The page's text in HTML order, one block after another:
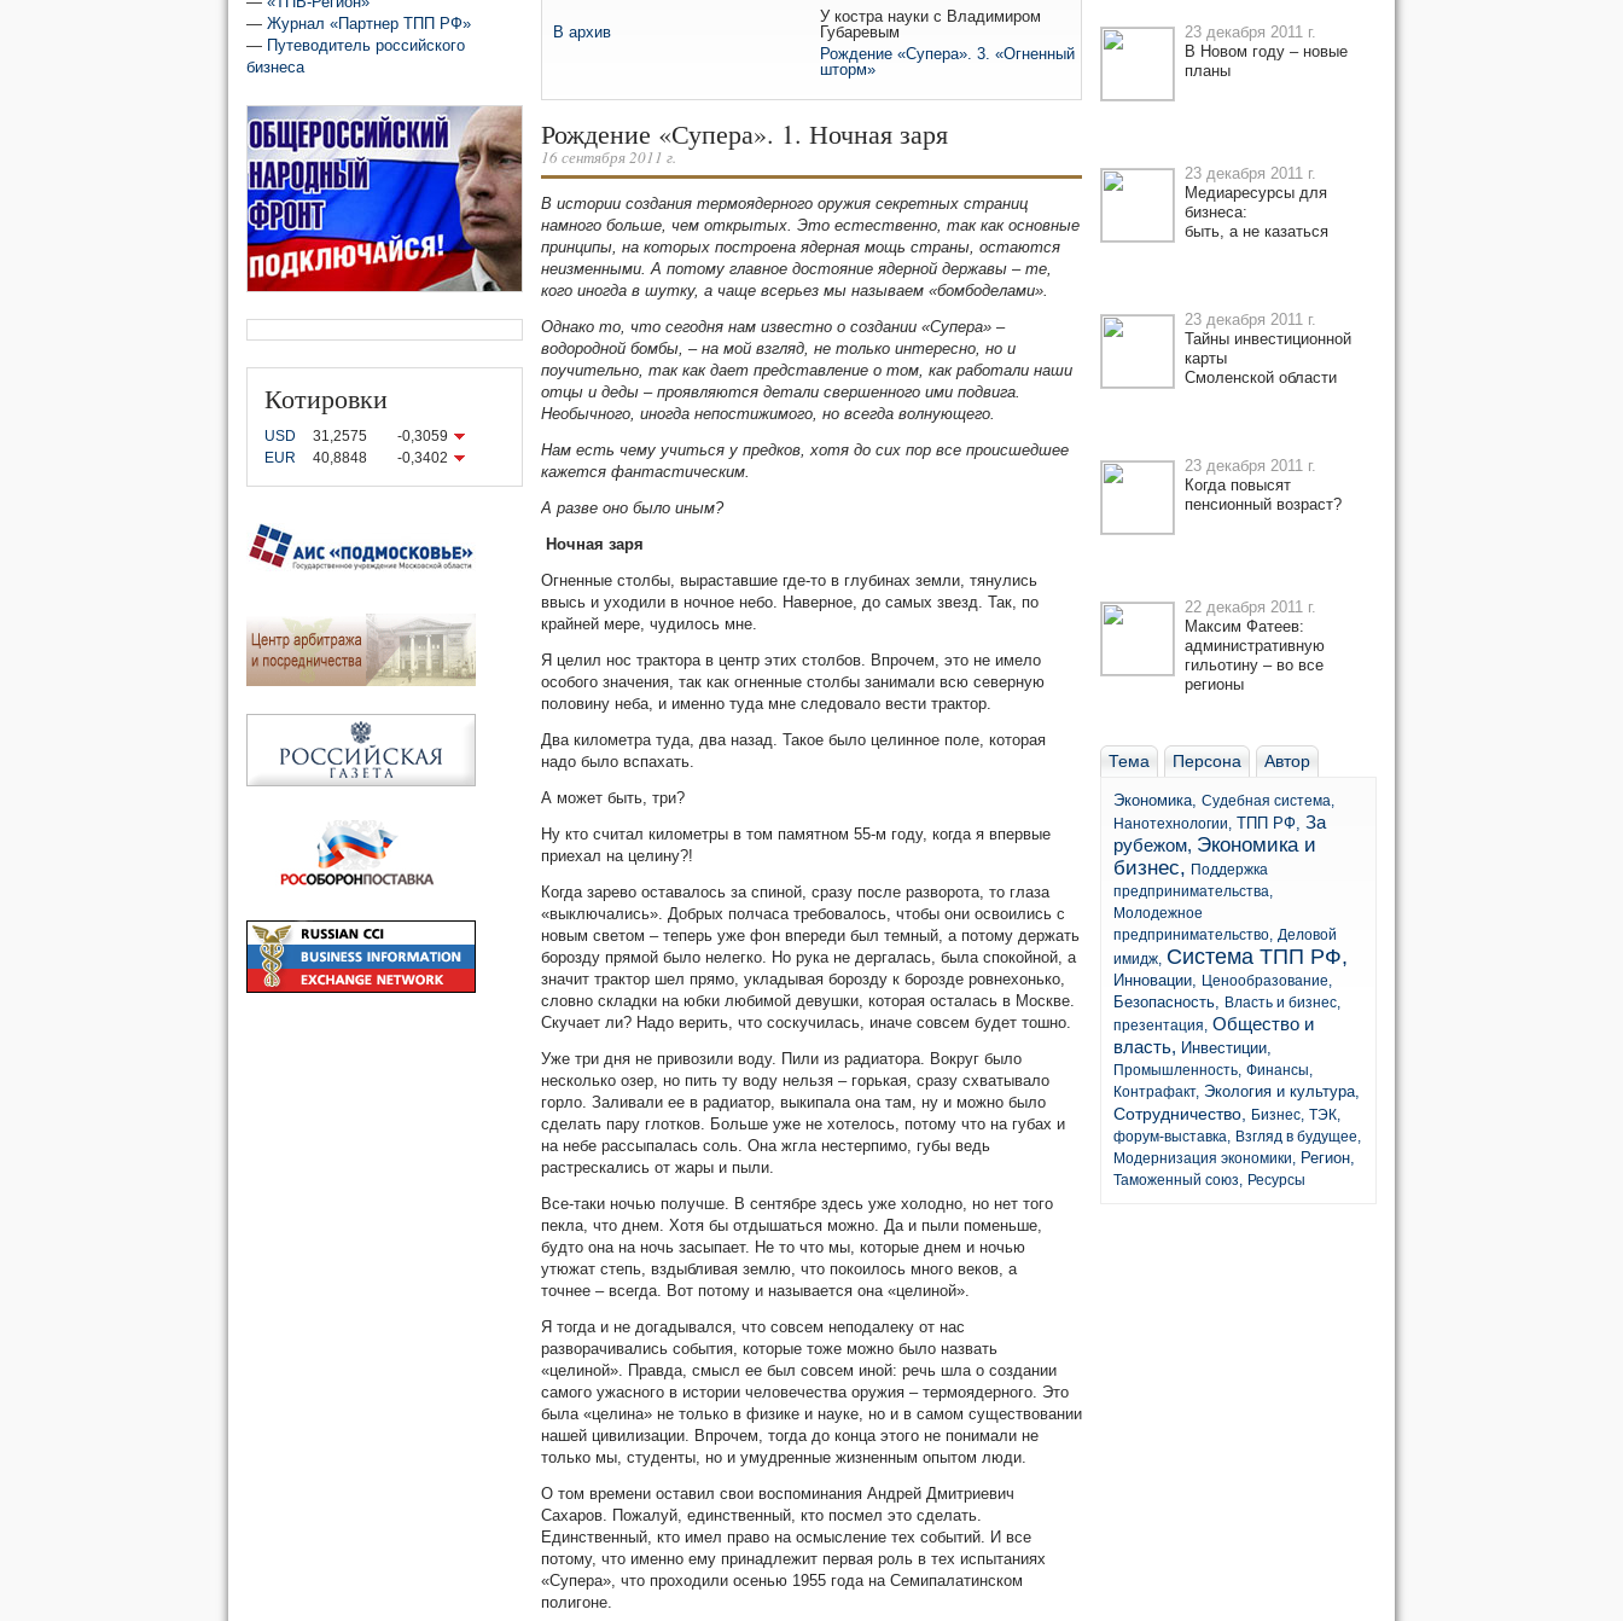
— Журнал «Партнер ТПП РФ»
— Путеводитель российского
бизнеса
Котировки
USD 31,2575
-0,3059
EUR
40,8848 -0,3402
В архив
У костра науки c Владимиром
Губаревым
Рождение «Супера». 3. «Огненный
шторм»
Рождение «Супера». 1. Ночная заря
16 сентября 2011 г.
В истории создания термоядерного оружия секретных страниц
намного больше, чем открытых. Это естественно, так как основные
принципы, на которых построена ядерная мощь страны, остаются
неизменными. А потому главное достояние ядерной державы – те,
кого иногда в шутку, а чаще всерьез мы называем «бомбоделами».
Однако то, что сегодня нам известно о создании «Супера» –
водородной бомбы, – на мой взгляд, не только интересно, но и
поучительно, так как дает представление о том, как работали наши
отцы и деды – проявляются детали свершенного ими подвига.
Необычного, иногда непостижимого, но всегда волнующего.
Нам есть чему учиться у предков, хотя до сих пор все происшедшее
кажется фантастическим.
А разве оно было иным?
Ночная заря
Огненные столбы, выраставшие где-то в глубинах земли, тянулись
ввысь и уходили в ночное небо. Наверное, до самых звезд. Так, по
крайней мере, чудилось мне.
Я целил нос трактора в центр этих столбов. Впрочем, это не имело
особого значения, так как огненные столбы занимали всю северную
половину неба, и именно туда мне следовало вести трактор.
Два километра туда, два назад. Такое было целинное поле, которая
надо было вспахать.
А может быть, три?
Ну кто считал километры в том памятном 55-м году, когда я впервые
приехал на целину?!
Когда зарево оставалось за спиной, сразу после разворота, то глаза
«выключались». Добрых полчаса требовалось, чтобы они освоились с
новым светом – теперь уже фон впереди был темный, а потому держать
борозду прямой было нелегко. Но рука не дергалась, была спокойной, а
значит трактор шел прямо, укладывая борозду к борозде ровнехонько,
словно складки на юбки любимой девушки, которая осталась в Москве.
Скучает ли? Надо верить, что соскучилась, иначе совсем будет тошно.
Уже три дня не привозили воду. Пили из радиатора. Вокруг было
несколько озер, но пить ту воду нельзя – горькая, сразу схватывало
горло. Заливали ее в радиатор, выкипала она там, ну и можно было
сделать пару глотков. Больше уже не хотелось, потому что на губах и
на небе рассыпалась соль. Она жгла нестерпимо, губы ведь
растрескались от жары и пыли.
Все-таки ночью получше. В сентябре здесь уже холодно, но нет того
пекла, что днем. Хотя бы отдышаться можно. Да и пыли поменьше,
будто она на ночь засыпает. Не то что мы, которые днем и ночью
утюжат степь, вздыбливая землю, что покоилось много веков, а
точнее – всегда. Вот потому и называется она «целиной».
Я тогда и не догадывался, что совсем неподалеку от нас
разворачивались события, которые тоже можно было назвать
«целиной». Правда, смысл ее был совсем иной: речь шла о создании
самого ужасного в истории человечества оружия – термоядерного. Это
была «целина» не только в физике и науке, но и в самом существовании
нашей цивилизации. Впрочем, тогда до конца этого не понимали не
только мы, студенты, но и умудренные жизненным опытом люди.
О том времени оставил свои воспоминания Андрей Дмитриевич
Сахаров. Пожалуй, единственный, кто посмел это сделать.
Единственный, кто имел право на осмысление тех событий. И все
потому, что именно ему принадлежит первая роль в тех испытаниях
«Супера», что проходили осенью 1955 года на Семипалатинском
полигоне.
23 декабря 2011 г.
В Новом году – новые
планы
23 декабря 2011 г.
Медиаресурсы для
бизнеса:
быть, а не казаться
23 декабря 2011 г.
Тайны инвестиционной
карты
Смоленской области
23 декабря 2011 г.
Когда повысят
пенсионный возраст?
22 декабря 2011 г.
Максим Фатеев:
административную
гильотину – во все
регионы
Тема Персона Автор
Экономика, Судебная система,
Нанотехнологии, ТПП РФ, За
рубежом, Экономика и
бизнес, Поддержка
предпринимательства,
Молодежное
предпринимательство, Деловой
имидж, Система ТПП РФ,
Инновации, Ценообразование,
Безопасность, Власть и бизнес,
презентация, Общество и
власть, Инвестиции,
Промышленность, Финансы,
Контрафакт, Экология и культура,
Сотрудничество, Бизнес, ТЭК,
форум-выставка, Взгляд в будущее,
Модернизация экономики, Регион,
Таможенный союз, Ресурсы